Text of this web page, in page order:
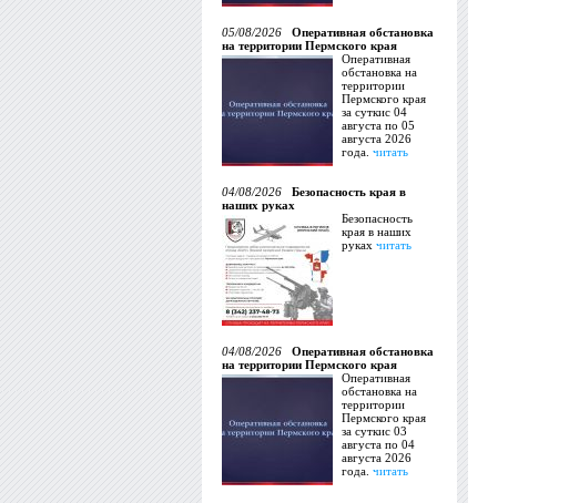
05/08/2026
Оперативная обстановка
на территории Пермского края
Оперативная
обстановка на
территории
Пермского края
за суткис 04
августа по 05
августа 2026
года. читать
04/08/2026
Безопасность края в
наших руках
Безопасность
края в наших
руках читать
04/08/2026
Оперативная обстановка
на территории Пермского края
Оперативная
обстановка на
территории
Пермского края
за суткис 03
августа по 04
августа 2026
года. читать